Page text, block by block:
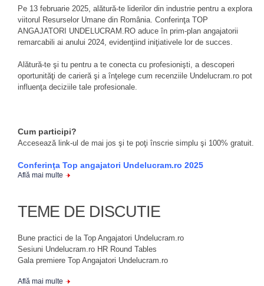
Pe 13 februarie 2025, alătură-te liderilor din industrie pentru a explora
viitorul Resurselor Umane din România. Conferinţa TOP
ANGAJATORI UNDELUCRAM.RO aduce în prim-plan angajatorii
remarcabili ai anului 2024, evidenţiind iniţiativele lor de succes.
Alătură-te şi tu pentru a te conecta cu profesionişti, a descoperi
oportunităţi de carieră şi a înţelege cum recenziile Undelucram.ro pot
influenţa deciziile tale profesionale.
Cum participi?
Accesează link-ul de mai jos şi te poţi înscrie simplu şi 100% gratuit.
Conferinţa Top angajatori Undelucram.ro 2025
Află mai multe
TEME DE DISCUTIE
Bune practici de la Top Angajatori Undelucram.ro
Sesiuni Undelucram.ro HR Round Tables
Gala premiere Top Angajatori Undelucram.ro
Află mai multe